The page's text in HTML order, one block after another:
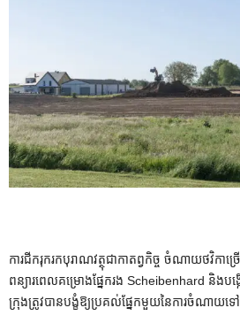
ការជីករុករកបុរាណវត្ថុជាកាតព្វកិច្ច ចំណាយថវិក
ពន្យារពេលគម្រោងផ្នែករង Scheibenhard និងប
ក្រុងត្រូវបានបង្ខំឱ្យប្រគល់ផ្នែកមួយនៃការចំណាយទ